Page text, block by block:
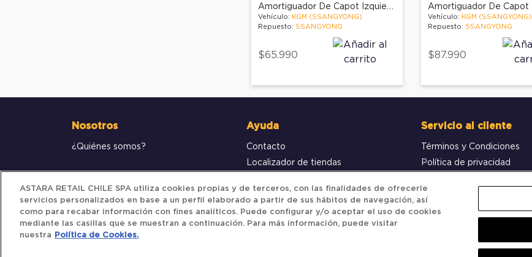
Amortiguador De Capot Izquierdo
Vehículo: KGM (SSANGYONG)
Repuesto: SSANGYONG
$65.990
Vehículo: KGM (SSANGYONG)
Repuesto: SSANGYONG
$87.990
Nosotros
¿Quiénes somos?
Ayuda
Contacto
Localizador de tiendas
Servicio al cliente
Términos y Condiciones
Política de privacidad
ASTARA RETAIL CHILE SPA utiliza cookies propias y de terceros, con las finalidades de ofrecerle
servicios personalizados en base a un perfil elaborado a partir de sus hábitos de navegación, así
como para recabar información con fines analíticos. Puede configurar y/o aceptar el uso de cookies
mediante las casillas que se muestran a continuación. Para más información, puede visitar
nuestra
Política de Cookies.